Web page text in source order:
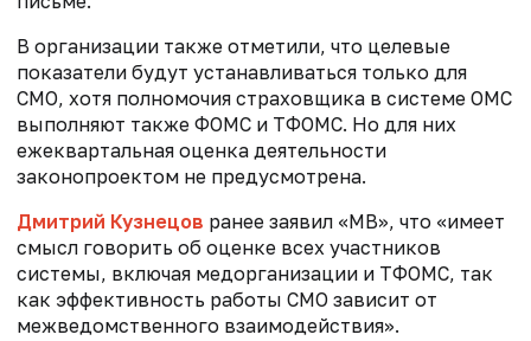
В организации также отметили, что целевые
показатели будут устанавливаться только для
СМО, хотя полномочия страховщика в системе ОМС
выполняют также ФОМС и ТФОМС. Но для них
ежеквартальная оценка деятельности
законопроектом не предусмотрена.
Дмитрий Кузнецов ранее заявил «МВ», что «имеет
смысл говорить об оценке всех участников
системы, включая медорганизации и ТФОМС, так
как эффективность работы СМО зависит от
межведомственного взаимодействия».